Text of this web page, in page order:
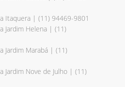
Itaquera | (11) 94469-9801
Jardim Helena | (11)
Jardim Marabá | (11)
Jardim Nove de Julho | (11)